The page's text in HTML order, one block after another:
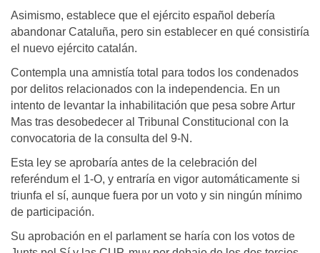
Asimismo, establece que el ejército español debería
abandonar Cataluña, pero sin establecer en qué consistiría
el nuevo ejército catalán.
Contempla una amnistía total para todos los condenados
por delitos relacionados con la independencia. En un
intento de levantar la inhabilitación que pesa sobre Artur
Mas tras desobedecer al Tribunal Constitucional con la
convocatoria de la consulta del 9-N.
Esta ley se aprobaría antes de la celebración del
referéndum el 1-O, y entraría en vigor automáticamente si
triunfa el sí, aunque fuera por un voto y sin ningún mínimo
de participación.
Su aprobación en el parlament se haría con los votos de